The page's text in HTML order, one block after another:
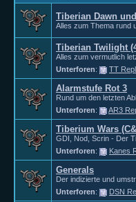
Tiberian Dawn
Alles zum Thema rund
Tiberian Twilight
Alles zum vermutlich
Unterforen: TT
Alarmstufe Rot 3
Rund um den letzten
Unterforen: AR3
Tiberium Wars
GDI, Nod, Scrin - Der
Unterforen: Kanes
Generals
Der indizierte und
Unterforen: DSN